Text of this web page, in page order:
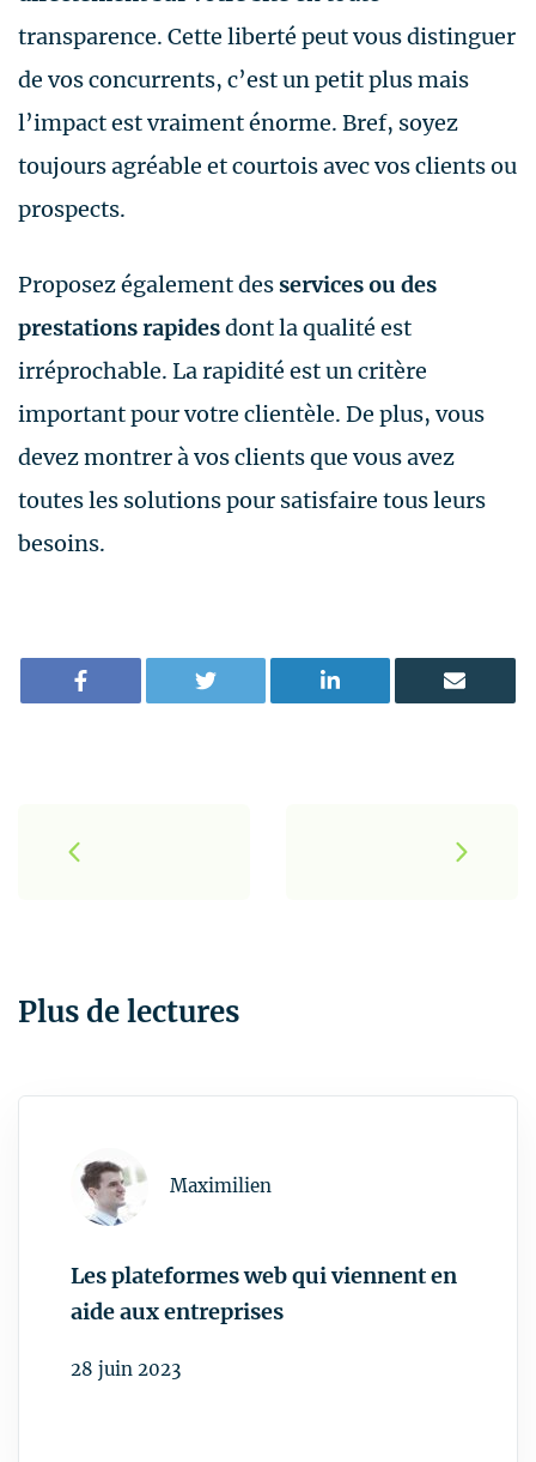
transparence. Cette liberté peut vous distinguer
de vos concurrents, c’est un petit plus mais
l’impact est vraiment énorme. Bref, soyez
toujours agréable et courtois avec vos clients ou
prospects.
Proposez également desservices ou des
prestations rapidesdont la qualité est
irréprochable. La rapidité est un critère
important pour votre clientèle. De plus, vous
devez montrer à vos clients que vous avez
toutes les solutions pour satisfaire tous leurs
besoins.
NPlus de lectures
Les plateformes web qui viennent en
aide aux entreprises